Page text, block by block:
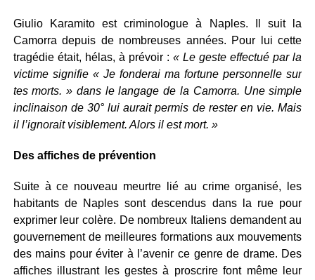
Giulio Karamito est criminologue à Naples. Il suit la
Camorra depuis de nombreuses années. Pour lui cette
tragédie était, hélas, à prévoir : « Le geste effectué par la
victime signifie « Je fonderai ma fortune personnelle sur
tes morts. » dans le langage de la Camorra. Une simple
inclinaison de 30° lui aurait permis de rester en vie. Mais
il l’ignorait visiblement. Alors il est mort. »
Des affiches de prévention
Suite à ce nouveau meurtre lié au crime organisé, les
habitants de Naples sont descendus dans la rue pour
exprimer leur colère. De nombreux Italiens demandent au
gouvernement de meilleures formations aux mouvements
des mains pour éviter à l’avenir ce genre de drame. Des
affiches illustrant les gestes à proscrire font même leur